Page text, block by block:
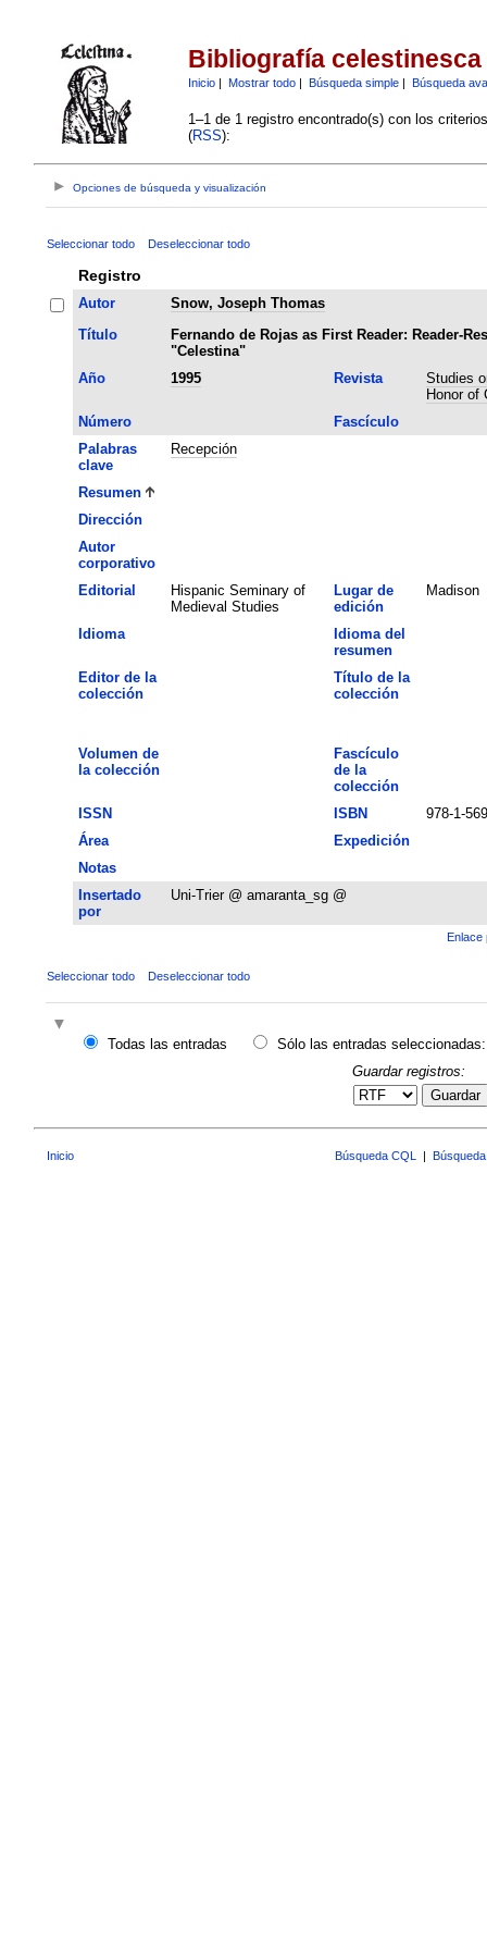
Bibliografía celestinesca
Inicio| Mostrar todo| Búsqueda simple| Búsqueda
1–1 de 1 registro encontrado(s) con los
(RSS):
Opciones de búsqueda y visualización
Seleccionar todo Deseleccionar todo
Registro
Autor
Snow, Joseph Thomas
Título
Fernando de Rojas as First Reader: Reader-
"Celestina"
Año
1995 Revista
Studies
Honor of
Número
Fascículo
Palabras
clave
Recepción
Resumen
Dirección
Autor
corporativo
Editorial
Hispanic Seminary of
Medieval Studies
Lugar de
edición
Madison
Idioma
Idioma del
resumen
Editor de la
colección
Título de la
colección
Volumen de
la colección
Fascículo
de la
colección
ISSN
ISBN
978-1-
Área
Expedición
Notas
Insertado
por
Uni-Trier @ amaranta_sg @
Enlace
Seleccionar todo Deseleccionar todo
Todas las entradas
Sólo las entradas seleccionadas:
Guardar registros:
Guardar
Inicio Búsqueda CQL